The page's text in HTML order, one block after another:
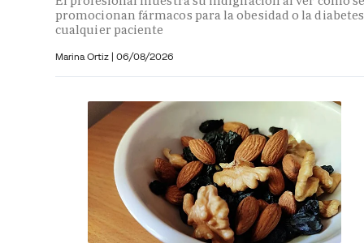
promocionan fármacos para la obesidad o la
cualquier paciente
Marina Ortiz | 06/08/2026